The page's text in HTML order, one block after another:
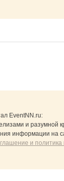
EventNN.ru:
и разумной
информации на
и